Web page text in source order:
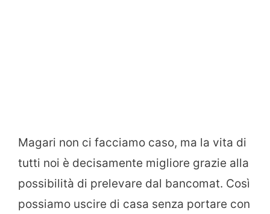
Magari non ci facciamo caso, ma la vita di
tutti noi è decisamente migliore grazie alla
possibilità di prelevare dal bancomat. Così
possiamo uscire di casa senza portare con